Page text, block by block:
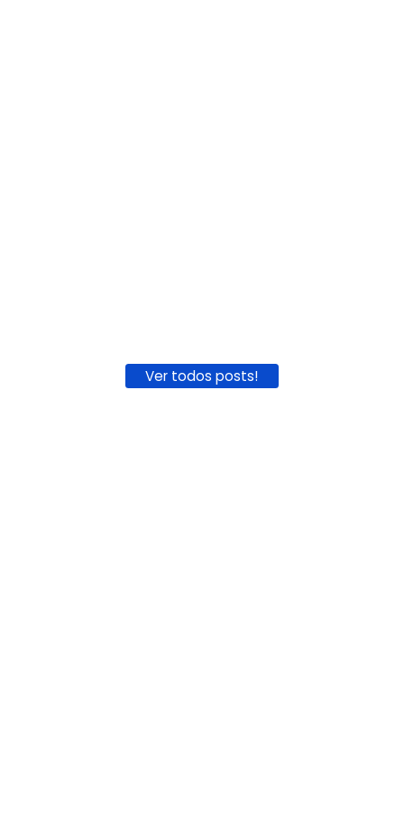
Ver todos posts!